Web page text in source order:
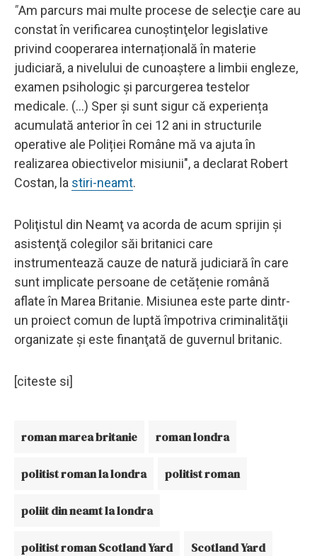
"Am parcurs mai multe procese de selecţie care au
constat în verificarea cunoştinţelor legislative
privind cooperarea internațională în materie
judiciară, a nivelului de cunoaştere a limbii engleze,
examen psihologic și parcurgerea testelor
medicale. (...) Sper și sunt sigur că experiența
acumulată anterior în cei 12 ani in structurile
operative ale Poliției Române mă va ajuta în
realizarea obiectivelor misiunii", a declarat Robert
Costan, la stiri-neamt.
Poliţistul din Neamţ va acorda de acum sprijin şi
asistenţă colegilor săi britanici care
instrumentează cauze de natură judiciară în care
sunt implicate persoane de cetățenie română
aflate în Marea Britanie. Misiunea este parte dintr-
un proiect comun de luptă împotriva criminalităţii
organizate şi este finanţată de guvernul britanic.
[citeste si]
roman marea britanie roman londra
politist roman la londra politist roman
poliit din neamt la londra
politist roman Scotland Yard Scotland Yard